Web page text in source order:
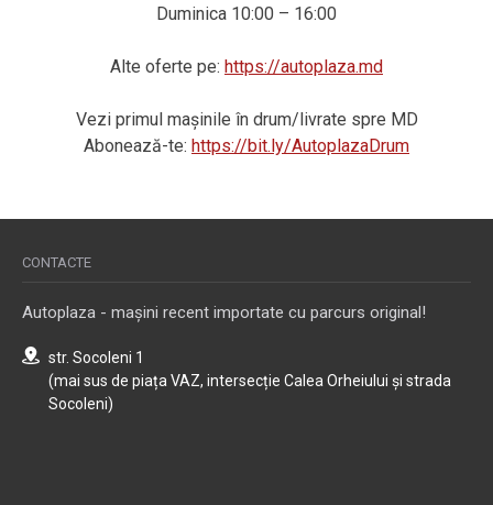
Duminica 10:00 – 16:00
Alte oferte pe: https://autoplaza.md
Vezi primul mașinile în drum/livrate spre MD
Abonează-te: https://bit.ly/AutoplazaDrum
CONTACTE
Autoplaza - mașini recent importate cu parcurs original!
str. Socoleni 1
(mai sus de piața VAZ, intersecție Calea Orheiului și strada
Socoleni)